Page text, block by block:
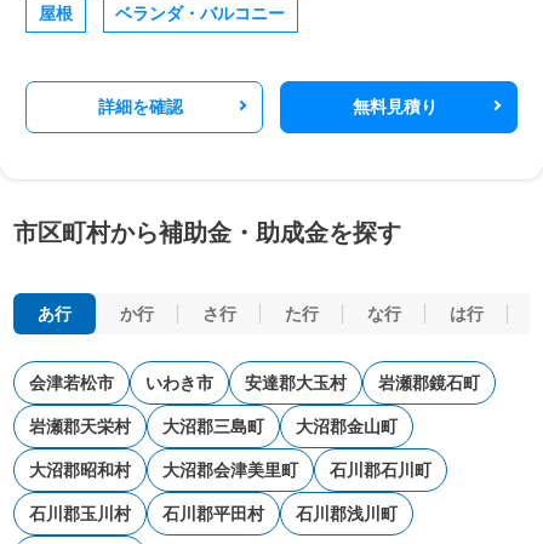
屋根 ベランダ・バルコニー
詳細を確認 無料見積り
市区町村から補助金・助成金を探す
あ行 か行 さ行 た行 な行 は行
会津若松市 いわき市 安達郡大玉村 岩瀬郡鏡石町
岩瀬郡天栄村 大沼郡三島町 大沼郡金山町
大沼郡昭和村 大沼郡会津美里町 石川郡石川町
石川郡玉川村 石川郡平田村 石川郡浅川町